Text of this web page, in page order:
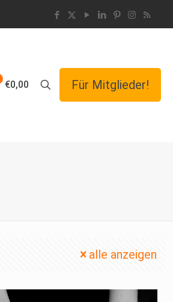
€0,00 Für Mitglieder!
alle anzeigen